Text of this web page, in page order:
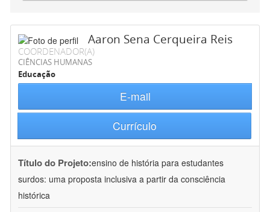
Aaron Sena Cerqueira Reis
COORDENADOR(A)
CIÊNCIAS HUMANAS
Educação
E-mail
Currículo
Título do Projeto:ensino de história para estudantes
surdos: uma proposta inclusiva a partir da consciência
histórica